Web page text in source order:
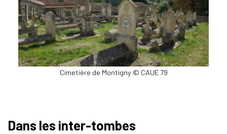
Cimetière de Montigny © CAUE 79
Dans les inter-tombes